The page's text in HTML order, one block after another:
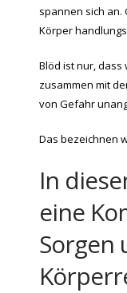
spannen sich an.
Körper
Blöd ist nur,
zusammen mit
von Gefahr
Das bezeichnen
In
eine
Sorgen